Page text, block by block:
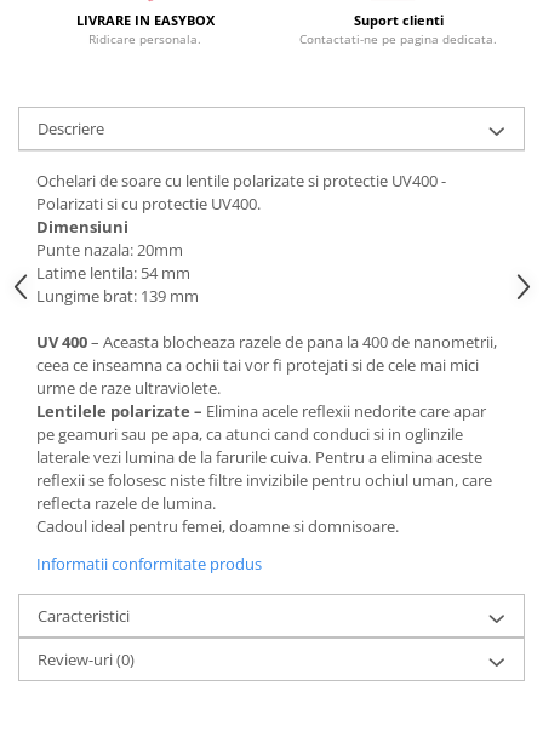
LIVRARE IN EASYBOX
Ridicare personala.
Suport clienti
Contactati-ne pe pagina dedicata.
Descriere
Ochelari de soare cu lentile polarizate si protectie UV400 -
Polarizati si cu protectie UV400.
Dimensiuni
Punte nazala: 20mm
Latime lentila: 54 mm
Lungime brat: 139 mm
UV 400– Aceasta blocheaza razele de pana la 400 de nanometrii,
ceea ce inseamna ca ochii tai vor fi protejati si de cele mai mici
urme de raze ultraviolete.
Lentilele polarizate – Elimina acele reflexii nedorite care apar
pe geamuri sau pe apa, ca atunci cand conduci si in oglinzile
laterale vezi lumina de la farurile cuiva. Pentru a elimina aceste
reflexii se folosesc niste filtre invizibile pentru ochiul uman, care
reflecta razele de lumina.
Cadoul ideal pentru femei, doamne si domnisoare.
Informatii conformitate produs
Caracteristici
Review-uri(0)